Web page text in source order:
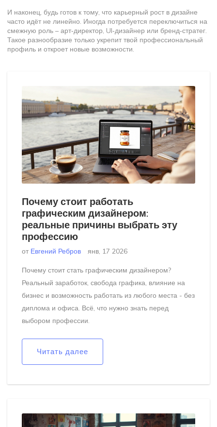
И наконец, будь готов к тому, что карьерный рост в дизайне
часто идёт не линейно. Иногда потребуется переключиться на
смежную роль – арт‑директор, UI‑дизайнер или бренд‑стратег.
Такое разнообразие только укрепит твой профессиональный
профиль и откроет новые возможности.
Почему стоит работать
графическим дизайнером:
реальные причины выбрать эту
профессию
от Евгений Ребров янв, 17 2026
Почему стоит стать графическим дизайнером?
Реальный заработок, свобода графика, влияние на
бизнес и возможность работать из любого места - без
диплома и офиса. Всё, что нужно знать перед
выбором профессии.
Читать далее